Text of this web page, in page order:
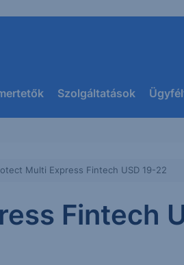
Szolgáltatások
Multi Express Fintech USD 19-22
Fintech